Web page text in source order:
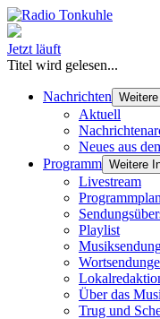
Jetzt läuft
Titel wird gelesen...
Nachrichten
Aktuell
Neues aus
Programm Weitere
Livestream
Programmplan
Playlist
Über das
Trug und